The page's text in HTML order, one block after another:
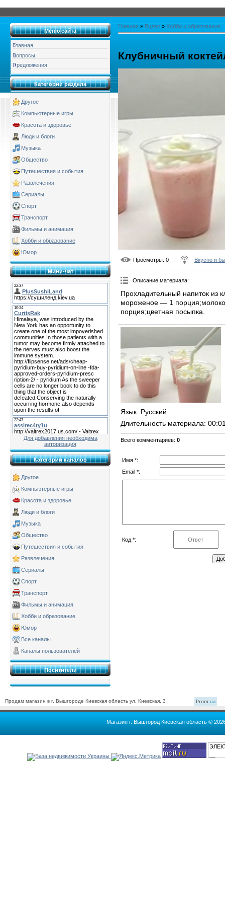
Меню сайта
Главная
Вопросы
Предложения
Категории раздела
Другое
Компьютерные игры
Красота и здоровье
Люди и блоги
Музыка
Общество
Путешествия и события
Развлечения
Сериалы
Спорт
Транспорт
Фильмы и анимация
Хобби и образование
Юмор
Мини-чат
Для добавления необходима
авторизация
Категории каналов
Другое
Компьютерные игры
Красота и здоровье
Люди и блоги
Музыка
Общество
Путешествия и события
Развлечения
Сериалы
Спорт
Транспорт
Фильмы и анимация
Хобби и образование
Юмор
Все каналы
Каналы пользователей
Поситители
Главная » Видео » Хобби и образование
Клубничный
Просмотры: 0 Вкусно и
Описание материала:
Прохладительный напиток из
мороженое — 1
порция;цветная посыпка.
Язык: Русский
Длительность материала:
Всего комментариев: 0
Имя *:
Email *:
Код *:
Продам магазин в г. Вышгороде Киевская область ул. Киевская, 3 Prom.ua
Магазин г. Вышгород Киевская область ©